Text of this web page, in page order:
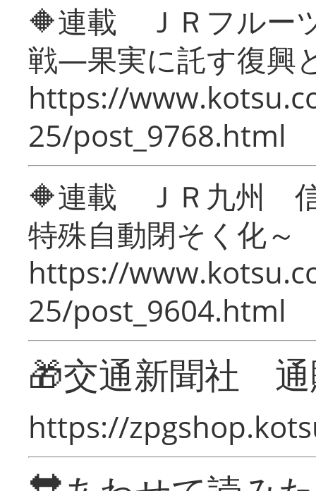
🔶連載 ＪＲフルー
戦―果実に託す復興
https://
25/post_9768.html
🔶連載 ＪＲ九州 信
特殊自動閉そく化～
https://
25/post_9604.html
🎁交通新聞社
https://